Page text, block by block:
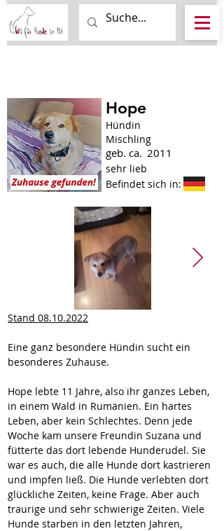
Hope
Hündin
Mischling
geb. ca. 2011
sehr lieb
Befindet sich in:
Stand 08.10.2022
Eine ganz besondere Hündin sucht ein
besonderes Zuhause.
Hope lebte 11 Jahre, also ihr ganzes Leben,
in einem Wald in Rumänien. Ein hartes
Leben, aber kein Schlechtes. Denn jede
Woche kam unsere Freundin Suzana und
fütterte das dort lebende Hunderudel. Sie
war es auch, die alle Hunde dort kastrieren
und impfen ließ. Die Hunde verlebten dort
glückliche Zeiten, keine Frage. Aber auch
traurige und sehr schwierige Zeiten. Viele
Hunde starben in den letzten Jahren,